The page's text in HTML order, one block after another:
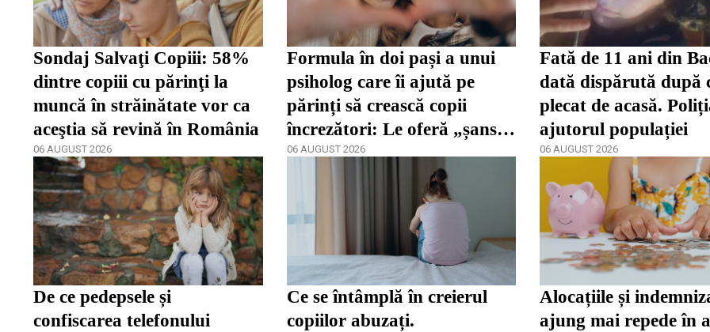
Sondaj Salvaţi Copiii: 58%
dintre copiii cu părinţi la
muncă în străinătate vor ca
aceştia să revină în România
06 AUGUST 2026
Formula în doi pași a unui
psiholog care îi ajută pe
părinți să crească copii
încrezători: Le oferă „șansa
de a se dezvolta”
06 AUGUST 2026
Fată de 11 ani din
dată dispărută după
plecat de acasă.
ajutorul populației
06 AUGUST 2026
De ce pedepsele și
confiscarea telefonului
Ce se întâmplă în creierul
copiilor abuzați.
Alocațiile și
ajung mai repede în